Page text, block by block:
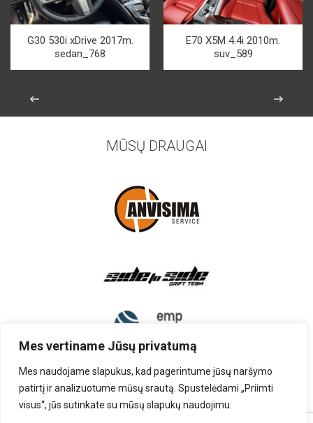
Mes vertiname Jūsų privatumą
Mes naudojame slapukus, kad pagerintume jūsų naršymo
patirtį ir analizuotume mūsų srautą. Spustelėdami „Priimti
visus“, jūs sutinkate su mūsų slapukų naudojimu.
G30 530i xDrive 2017m.
sedan_768
E70 X5M 4.4i 2010m.
suv_589
MŪSŲ DRAUGAI